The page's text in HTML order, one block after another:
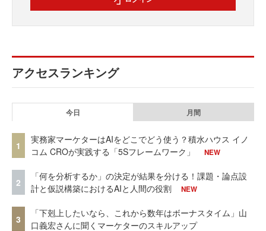
アクセスランキング
今日 月間
1
実務家マーケターはAIをどこでどう使う？積水ハウス イノ
コム CROが実践する「5Sフレームワーク」
NEW
2
「何を分析するか」の決定が結果を分ける！課題・論点設
計と仮説構築におけるAIと人間の役割
NEW
3
「下剋上したいなら、これから数年はボーナスタイム」山
口義宏さんに聞くマーケターのスキルアップ